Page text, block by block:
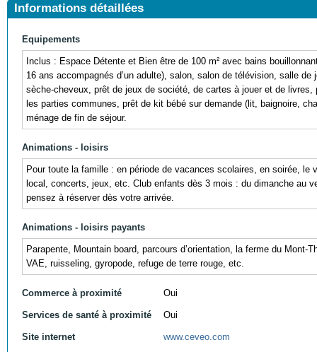
Informations détaillées
Equipements
Inclus : Espace Détente et Bien être de 100 m² avec bains
16 ans accompagnés d’un adulte), salon, salon de télévision, salle
sèche-cheveux, prêt de jeux de société, de cartes à jouer et de
les parties communes, prêt de kit bébé sur demande (lit, baignoire,
ménage de fin de séjour.
Animations - loisirs
Pour toute la famille : en période de vacances scolaires, en soirée,
local, concerts, jeux, etc. Club enfants dès 3 mois : du dimanche au
pensez à réserver dès votre arrivée.
Animations - loisirs payants
Parapente, Mountain board, parcours d’orientation, la ferme du
VAE, ruisseling, gyropode, refuge de terre rouge, etc.
Commerce à proximité Oui
Services de santé à proximité Oui
Site internet www.ceveo.com